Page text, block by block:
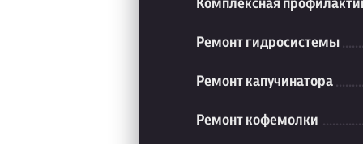
Комплексная
Ремонт гидросистемы
Ремонт капучинатора
Ремонт кофемолки